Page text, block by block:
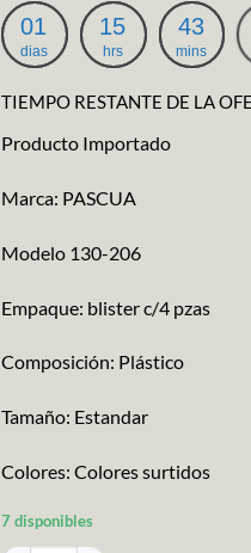
original
era:
es:
01
dias
15
hrs
43
mins
TIEMPO RESTANTE DE LA
Producto Importado
Marca: PASCUA
Modelo 130-206
Empaque: blister c/4 pzas
Composición: Plástico
Tamaño: Estandar
Colores: Colores surtidos
7 disponibles